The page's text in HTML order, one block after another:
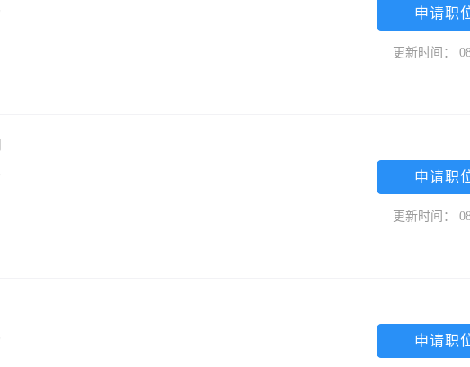
申请职
更新时间：
申请职
更新时间：
申请职